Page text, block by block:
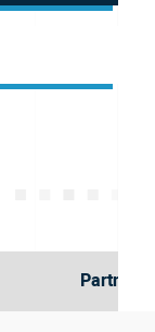
Partner